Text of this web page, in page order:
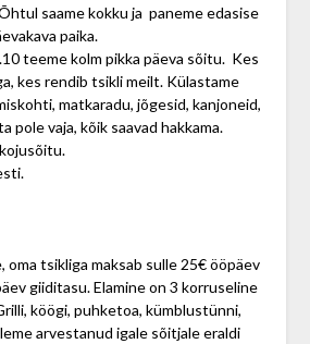
saame kokku ja paneme edasise
paika.
teeme kolm pikka päeva sõitu. Kes
kes rendib tsikli meilt. Külastame
matkaradu, jõgesid, kanjoneid,
pole vaja, kõik saavad hakkama.
oma tsikliga maksab sulle 25€ ööpäev
giiditasu. Elamine on 3 korruseline
köögi, puhketoa, kümblustünni,
arvestanud igale sõitjale eraldi